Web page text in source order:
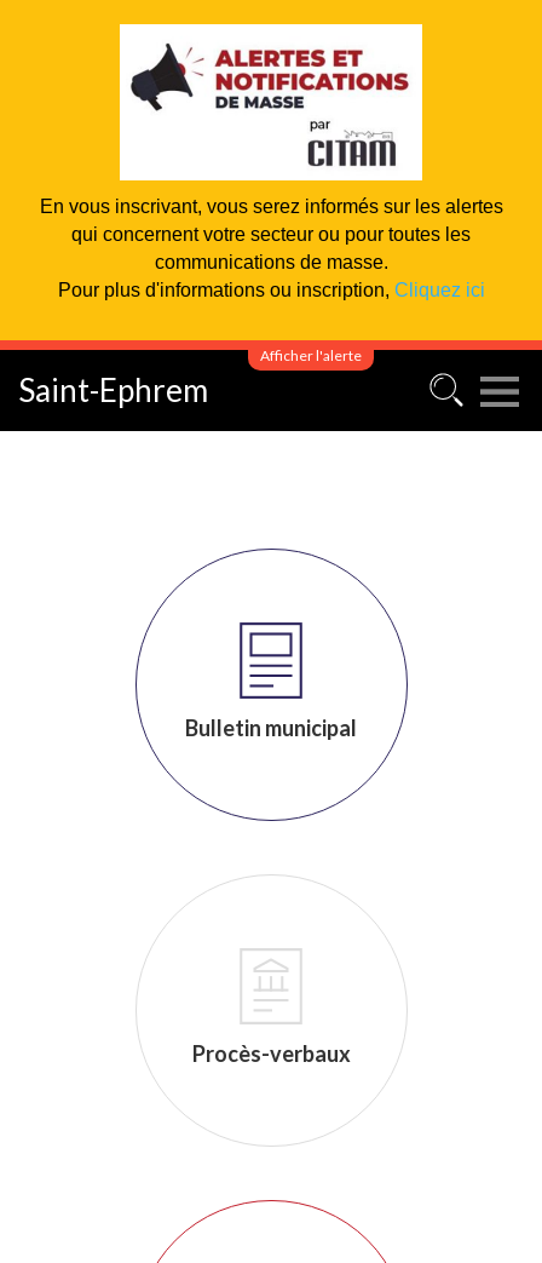
En vous inscrivant, vous serez informés sur les alertes
qui concernent votre secteur ou pour toutes les
communications de masse.
Pour plus d'informations ou inscription, Cliquez ici
Afficher l'alerte
Saint-Ephrem
Bulletin municipal
Procès-verbaux